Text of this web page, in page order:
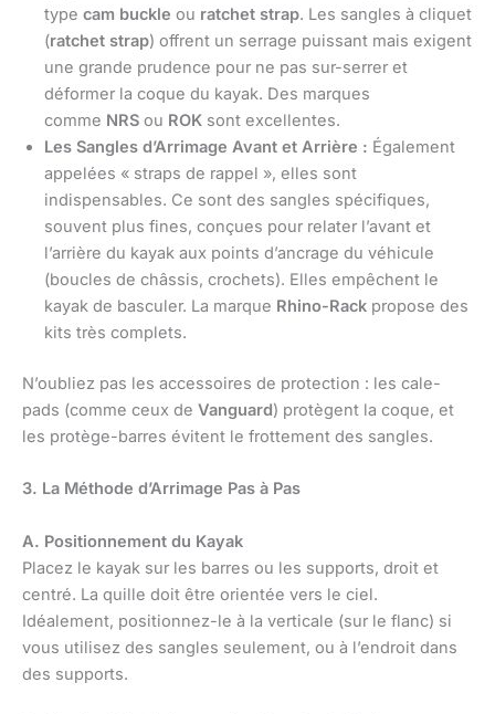
type cam buckle ou ratchet strap. Les sangles à cliquet
(ratchet strap) offrent un serrage puissant mais exigent
une grande prudence pour ne pas sur-serrer et
déformer la coque du kayak. Des marques
comme NRS ou ROK sont excellentes.
Les Sangles d’Arrimage Avant et Arrière : Également
appelées « straps de rappel », elles sont
indispensables. Ce sont des sangles spécifiques,
souvent plus fines, conçues pour relater l’avant et
l’arrière du kayak aux points d’ancrage du véhicule
(boucles de châssis, crochets). Elles empêchent le
kayak de basculer. La marque Rhino-Rack propose des
kits très complets.
N’oubliez pas les accessoires de protection : les cale-
pads (comme ceux de Vanguard) protègent la coque, et
les protège-barres évitent le frottement des sangles.
3. La Méthode d’Arrimage Pas à Pas
A. Positionnement du Kayak
Placez le kayak sur les barres ou les supports, droit et
centré. La quille doit être orientée vers le ciel.
Idéalement, positionnez-le à la verticale (sur le flanc) si
vous utilisez des sangles seulement, ou à l’endroit dans
des supports.